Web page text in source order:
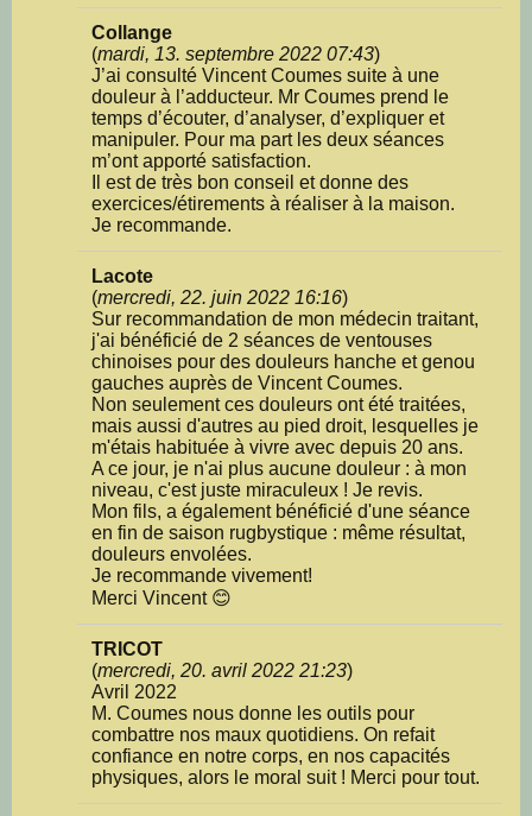
Collange
(mardi, 13. septembre 2022 07:43)
J’ai consulté Vincent Coumes suite à une
douleur à l’adducteur. Mr Coumes prend le
temps d’écouter, d’analyser, d’expliquer et
manipuler. Pour ma part les deux séances
m’ont apporté satisfaction.
Il est de très bon conseil et donne des
exercices/étirements à réaliser à la maison.
Je recommande.
Lacote
(mercredi, 22. juin 2022 16:16)
Sur recommandation de mon médecin traitant,
j'ai bénéficié de 2 séances de ventouses
chinoises pour des douleurs hanche et genou
gauches auprès de Vincent Coumes.
Non seulement ces douleurs ont été traitées,
mais aussi d'autres au pied droit, lesquelles je
m'étais habituée à vivre avec depuis 20 ans.
A ce jour, je n'ai plus aucune douleur : à mon
niveau, c'est juste miraculeux ! Je revis.
Mon fils, a également bénéficié d'une séance
en fin de saison rugbystique : même résultat,
douleurs envolées.
Je recommande vivement!
Merci Vincent 😊
TRICOT
(mercredi, 20. avril 2022 21:23)
Avril 2022
M. Coumes nous donne les outils pour
combattre nos maux quotidiens. On refait
confiance en notre corps, en nos capacités
physiques, alors le moral suit ! Merci pour tout.